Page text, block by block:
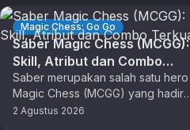
Magic Chess: Go Go
Saber Magic Chess (MCGG):
Skill, Atribut dan Combo
Terkuat
Saber merupakan salah satu hero
Magic Chess (MCGG) yang hadir
dengan aneka skill unik. Bagi
2 Agustus 2026